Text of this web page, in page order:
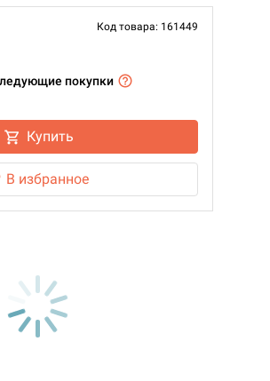
Код товара: 161449
покупки
Купить
В избранное